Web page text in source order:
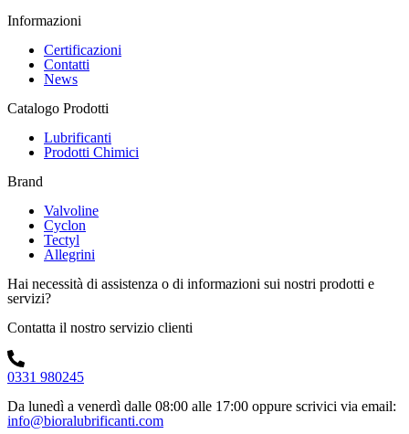
Informazioni
Certificazioni
Contatti
News
Catalogo Prodotti
Lubrificanti
Prodotti Chimici
Brand
Valvoline
Cyclon
Tectyl
Allegrini
Hai necessità di assistenza o di informazioni sui nostri prodotti e
servizi?
Contatta il nostro servizio clienti
0331 980245
Da lunedì a venerdì dalle 08:00 alle 17:00 oppure scrivici via email:
info@bioralubrificanti.com